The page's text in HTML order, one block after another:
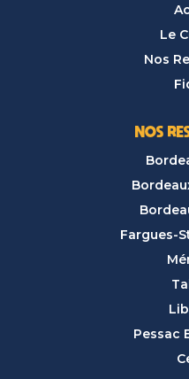
Le
Nos
NOS
Fargues-
Pessac